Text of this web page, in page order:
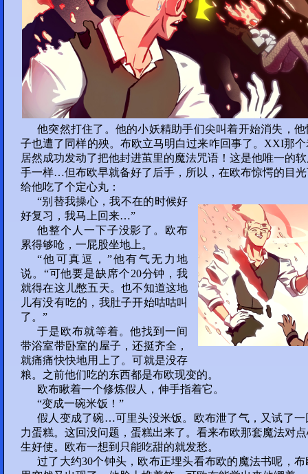
部分 26 :
126 127 128
131 132 133 134
135
部分 28 :
136 137 138 139
140
部分 29 :
141 142 143 144
145
部分 30 :
146 147 148
150
部分 31 :
151 152 153 154
他突然打住了。他的小妖精助手们尖叫着开始消失，
子也遭了同样的殃。布欧立马明白过来咋回事了。XXI那
居然成功发动了把他封进茧里的魔法咒语！这是他唯一的
手一样…但布欧早就备好了后手，所以，在欧布惊愕的目
给他吃了个定心丸：
“别替我操心，我不在的时候好
好复习，我马上回来…”
他整个人一下子没影了。欧布
累得够呛，一屁股坐地上。
“他可真逗，”他有气无力地
说。“可他要是缺席个20分钟，我
就得在这儿憋五天。也不知道这地
儿有没有吃的，我肚子开始咕咕叫
了。”
于是欧布就等着。他找到一间
带浴室带卧室的屋子，还挺齐全，
就痛痛快快地用上了。可就是没存
粮。之前他们吃的东西都是布欧现变的。
欧布瞅着一个修炼假人，伸手指着它。
“变成一碗米饭！”
假人变成了碗…可里头没米饭。欧布泄了气，又试了一
力蛋糕。这回没问题，蛋糕出来了。看来布欧那套魔法对
生好使。欧布一想到只能吃甜的就发愁。
过了大约30个钟头，欧布正埋头看布欧的魔法书呢，